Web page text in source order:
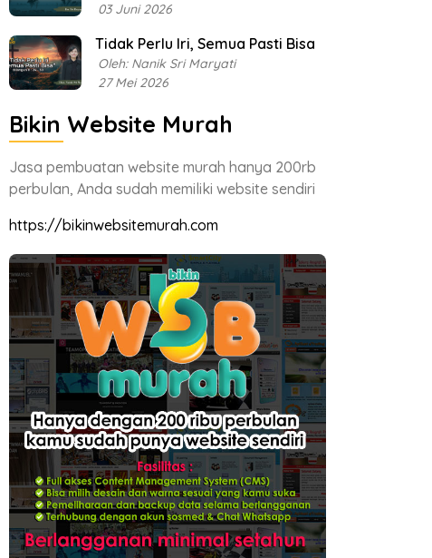
03 Juni 2026
Tidak Perlu Iri, Semua Pasti Bisa
Oleh: Nanik Sri Maryati
27 Mei 2026
Bikin Website Murah
Jasa pembuatan website murah hanya 200rb
perbulan, Anda sudah memiliki website sendiri
https://bikinwebsitemurah.com